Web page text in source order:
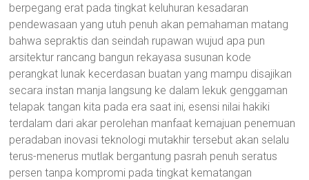
berpegang erat pada tingkat keluhuran kesadaran
pendewasaan yang utuh penuh akan pemahaman matang
bahwa sepraktis dan seindah rupawan wujud apa pun
arsitektur rancang bangun rekayasa susunan kode
perangkat lunak kecerdasan buatan yang mampu disajikan
secara instan manja langsung ke dalam lekuk genggaman
telapak tangan kita pada era saat ini, esensi nilai hakiki
terdalam dari akar perolehan manfaat kemajuan penemuan
peradaban inovasi teknologi mutakhir tersebut akan selalu
terus-menerus mutlak bergantung pasrah penuh seratus
persen tanpa kompromi pada tingkat kematangan